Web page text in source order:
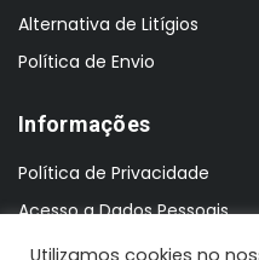
Alternativa de Litígios
Política de Envio
Informações
Política de Privacidade
Acesso a Dados Pessoais
Utilizamos cookies no